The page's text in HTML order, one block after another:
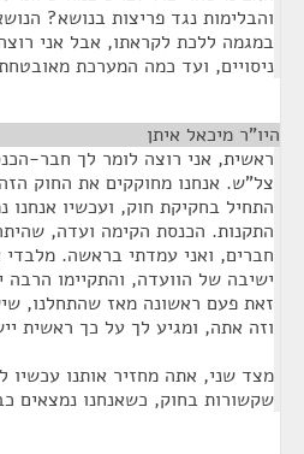
והבלימות נגד פריצות בנושא?
במגמה ללכת לקראתו, אבל אני
ניסויים, ועד כמה המערכת
היו"ר מיכאל איתן
ראשית, אני רוצה לומר לך חבר-
צל"ש. אנחנו מחוקקים את החוק
התחיל בחקיקת חוק, ועכשיו
התקנות. הכנסת הקימה ועדה,
חברים, ואני עמדתי בראשה.
ישיבה של הוועדה, והתקיימו הרבה
זאת פעם ראשונה מאז שהתחלנו,
וזה אתה, ומגיע לך על כך ראשית
מצד שני, אתה מחזיר אותנו עכשיו
שקשורות בחוק, כשאנחנו נמצאים